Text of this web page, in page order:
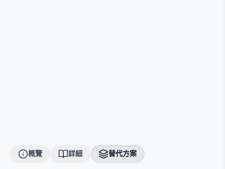
概覽 詳細 替代方案